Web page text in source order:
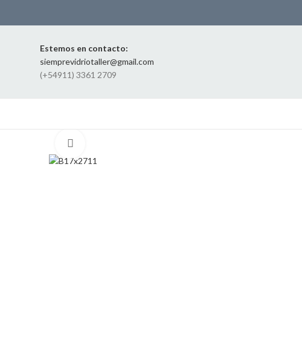
Estemos en contacto:
siemprevidriotaller@gmail.com
(+54911) 3361 2709